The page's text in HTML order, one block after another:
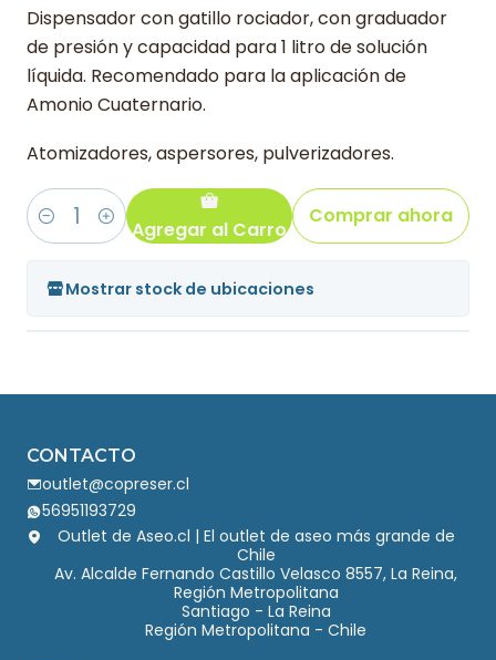
Dispensador con gatillo rociador, con graduador
de presión y capacidad para 1 litro de solución
líquida. Recomendado para la aplicación de
Amonio Cuaternario.
Atomizadores, aspersores, pulverizadores.
Cantidad Agregar al Carro
Comprar ahora
Mostrar stock de ubicaciones
CONTACTO
outlet@copreser.cl
56951193729
Outlet de Aseo.cl | El outlet de aseo más grande de
Chile
Av. Alcalde Fernando Castillo Velasco 8557, La Reina,
Región Metropolitana
Santiago - La Reina
Región Metropolitana - Chile